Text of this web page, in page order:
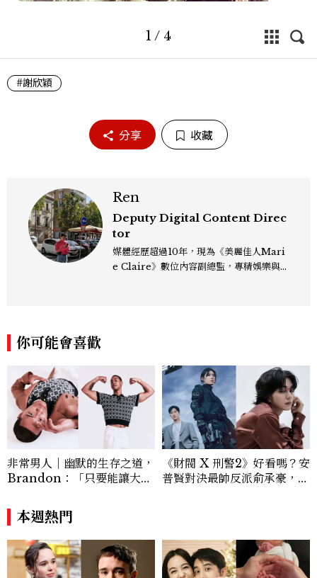
1 / 4
#謝欣穎
分享 收藏
Ren
Deputy Digital Content Direc
tor
媒體經歷超過10年，現為《美麗佳人Mari
e Claire》數位內容副總監，專精娛樂與
你可能會喜歡
非常男人｜幽默的生存之道，
Brandon：「只要能讓大家
讓敵人成為朋友。」
《財閥 X 刑警2》好看嗎？安
普賢對決最帥反派俞承豪，鄭
本週熱門